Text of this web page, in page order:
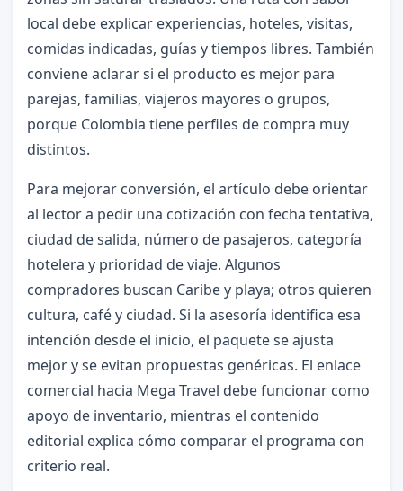
local debe explicar experiencias, hoteles, visitas,
comidas indicadas, guías y tiempos libres. También
conviene aclarar si el producto es mejor para
parejas, familias, viajeros mayores o grupos,
porque Colombia tiene perfiles de compra muy
distintos.
Para mejorar conversión, el artículo debe orientar
al lector a pedir una cotización con fecha tentativa,
ciudad de salida, número de pasajeros, categoría
hotelera y prioridad de viaje. Algunos
compradores buscan Caribe y playa; otros quieren
cultura, café y ciudad. Si la asesoría identifica esa
intención desde el inicio, el paquete se ajusta
mejor y se evitan propuestas genéricas. El enlace
comercial hacia Mega Travel debe funcionar como
apoyo de inventario, mientras el contenido
editorial explica cómo comparar el programa con
criterio real.